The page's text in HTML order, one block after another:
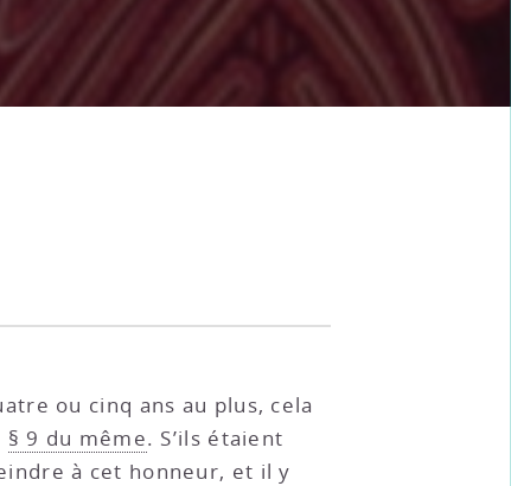
ou cinq ans au plus, cela
§ 9 du même. S’ils étaient
à cet honneur, et il y